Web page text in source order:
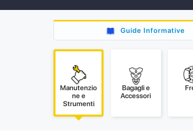
Guide Informative
Manutenzio
ne e
Strumenti
Bagagli e
Accessori